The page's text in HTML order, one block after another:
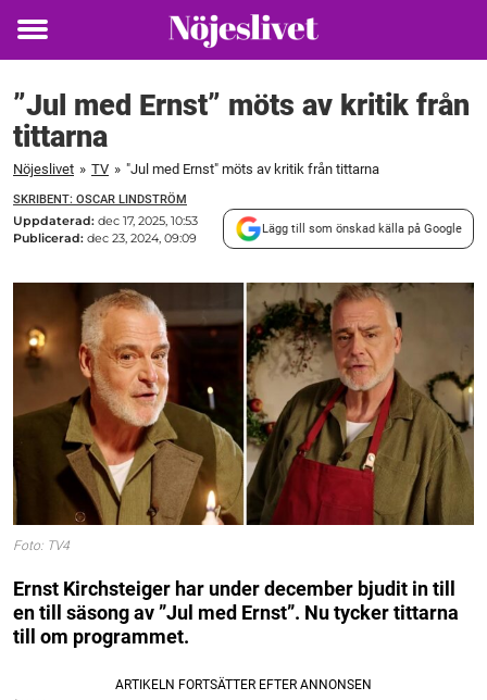
Toggle
”Jul med Ernst” möts av kritik från
tittarna
Nöjeslivet » TV » "Jul med Ernst" möts av kritik från tittarna
SKRIBENT: OSCAR LINDSTRÖM
Uppdaterad: dec 17, 2025, 10:53
Publicerad: dec 23, 2024, 09:09
Lägg till som önskad källa på Google
Foto: TV4
Ernst Kirchsteiger har under december bjudit in till
en till säsong av ”Jul med Ernst”. Nu tycker tittarna
till om programmet.